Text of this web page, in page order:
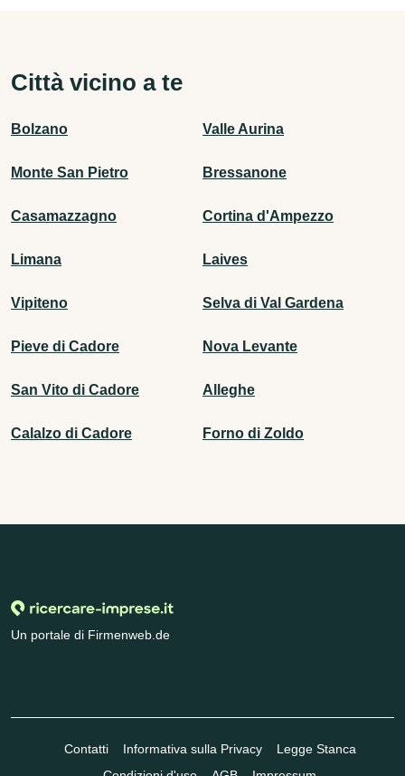
Città vicino a te
Bolzano Valle Aurina
Monte San Pietro Bressanone
Casamazzagno Cortina d'Ampezzo
Limana Laives
Vipiteno Selva di Val Gardena
Pieve di Cadore Nova Levante
San Vito di Cadore Alleghe
Calalzo di Cadore Forno di Zoldo
Un portale di Firmenweb.de
Contatti Informativa sulla Privacy
Legge Stanca